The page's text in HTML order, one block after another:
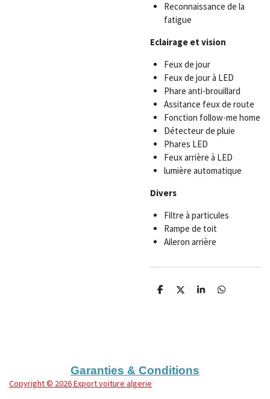
Reconnaissance de la
fatigue
Eclairage et vision
Feux de jour
Feux de jour à LED
Phare anti-brouillard
Assitance feux de route
Fonction follow-me home
Détecteur de pluie
Phares LED
Feux arrière à LED
lumière automatique
Divers
Filtre à particules
Rampe de toit
Aileron arrière
P
P
P
P
Garanties & Conditions
Copyright© 2026 Export voiture algerie